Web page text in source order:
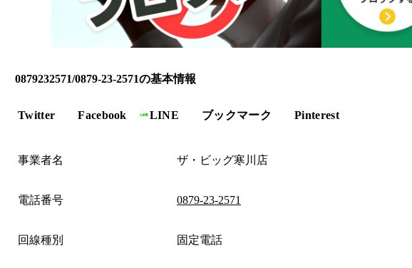
0879232571/0879-23-2571の基本情報
Twitter Facebook LINE ブックマーク Pinterest
事業者名 ザ・ビッグ寒川店
電話番号 0879-23-2571
回線種別 固定電話